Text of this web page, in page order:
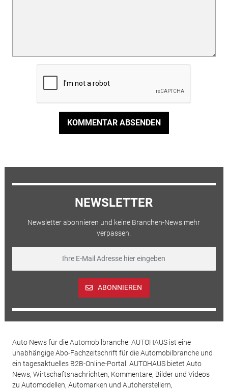
KOMMENTAR ABSENDEN
NEWSLETTER
Newsletter abonnieren und keine Branchen-News mehr
verpassen.
ABONNIEREN
Auto News für die Automobilbranche: AUTOHAUS ist eine
unabhängige Abo-Fachzeitschrift für die Automobilbranche und
ein tagesaktuelles B2B-Online-Portal. AUTOHAUS bietet Auto
News, Wirtschaftsnachrichten, Kommentare, Bilder und Videos
zu Automodellen, Automarken und Autoherstellern,